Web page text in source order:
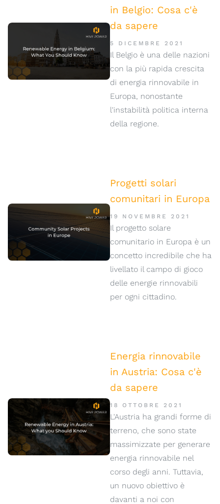
in Belgio: Cosa c'è
da sapere
5 DICEMBRE 2021
Il Belgio è una delle nazioni
con la più rapida crescita
di energia rinnovabile in
Europa, nonostante
l'instabilità politica interna
della regione.
Progetti solari
comunitari in Europa
19 NOVEMBRE 2021
Il progetto solare
comunitario in Europa è un
concetto incredibile che ha
livellato il campo di gioco
delle energie rinnovabili
per ogni cittadino.
Energia rinnovabile
in Austria: Cosa c'è
da sapere
18 OTTOBRE 2021
L'Austria ha grandi forme di
terreno, che sono state
massimizzate per generare
energia rinnovabile nel
corso degli anni. Tuttavia,
un nuovo obiettivo è
davanti a noi con